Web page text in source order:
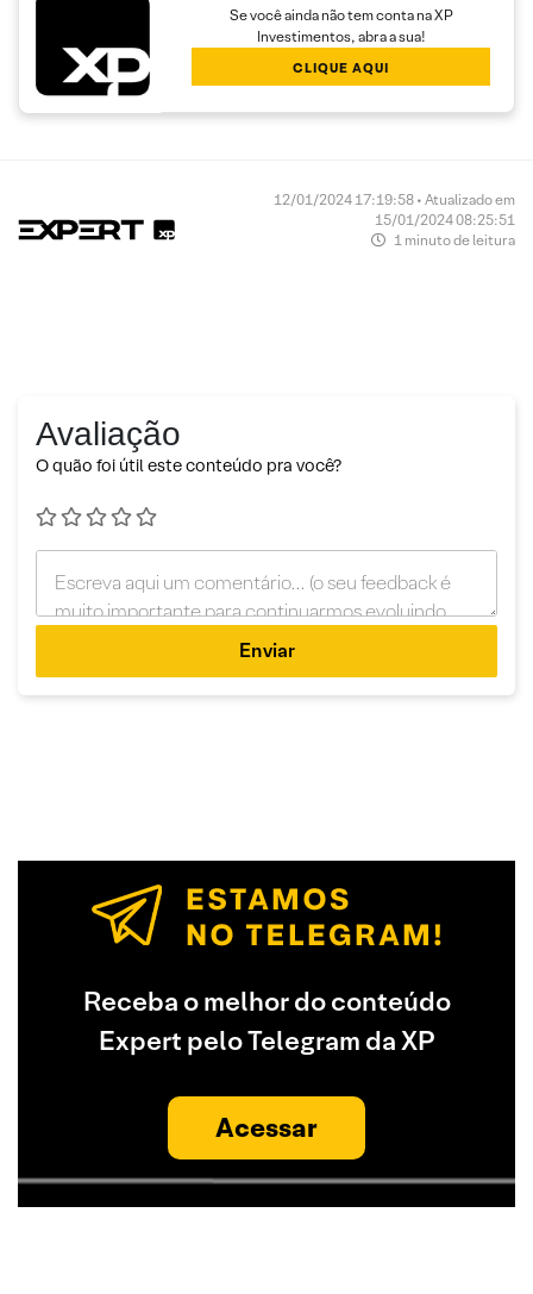
Se você ainda não tem conta na XP
Investimentos, abra a sua!
CLIQUE AQUI
12/01/2024 17:19:58 • Atualizado em
15/01/2024 08:25:51
1 minuto de leitura
Avaliação
O quão foi útil este conteúdo pra você?
Enviar
Receba o melhor do conteúdo
Expert pelo Telegram da XP
Acessar